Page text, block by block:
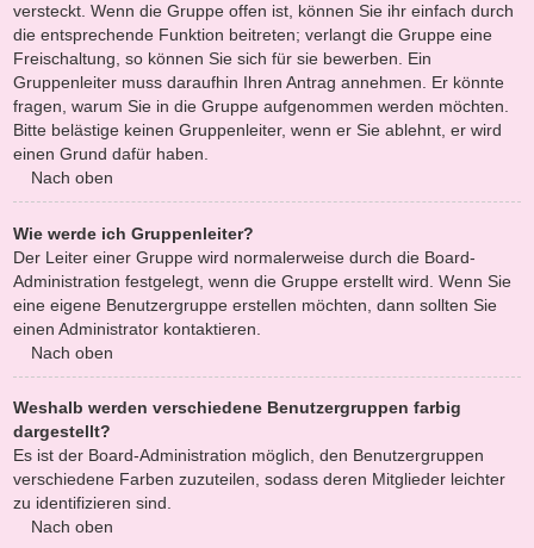
versteckt. Wenn die Gruppe offen ist, können Sie ihr einfach durch
die entsprechende Funktion beitreten; verlangt die Gruppe eine
Freischaltung, so können Sie sich für sie bewerben. Ein
Gruppenleiter muss daraufhin Ihren Antrag annehmen. Er könnte
fragen, warum Sie in die Gruppe aufgenommen werden möchten.
Bitte belästige keinen Gruppenleiter, wenn er Sie ablehnt, er wird
einen Grund dafür haben.
Nach oben
Wie werde ich Gruppenleiter?
Der Leiter einer Gruppe wird normalerweise durch die Board-
Administration festgelegt, wenn die Gruppe erstellt wird. Wenn Sie
eine eigene Benutzergruppe erstellen möchten, dann sollten Sie
einen Administrator kontaktieren.
Nach oben
Weshalb werden verschiedene Benutzergruppen farbig
dargestellt?
Es ist der Board-Administration möglich, den Benutzergruppen
verschiedene Farben zuzuteilen, sodass deren Mitglieder leichter
zu identifizieren sind.
Nach oben